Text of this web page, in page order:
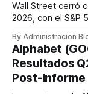
Wall Street cerró
2026, con el S&P
54,036.93 y el
El impulso
inesperadamente
By Administracion
Alphabet
Resultados
Post-Informe